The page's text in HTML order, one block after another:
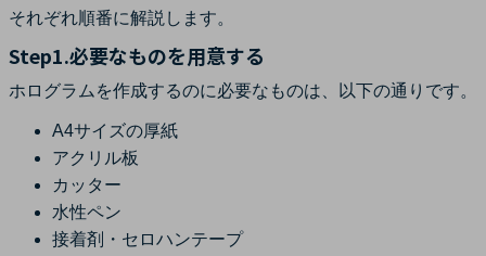
それぞれ順番に解説します。
Step1.必要なものを用意する
ホログラムを作成するのに必要なものは、以下の通りです。
A4サイズの厚紙
アクリル板
カッター
水性ペン
接着剤・セロハンテープ